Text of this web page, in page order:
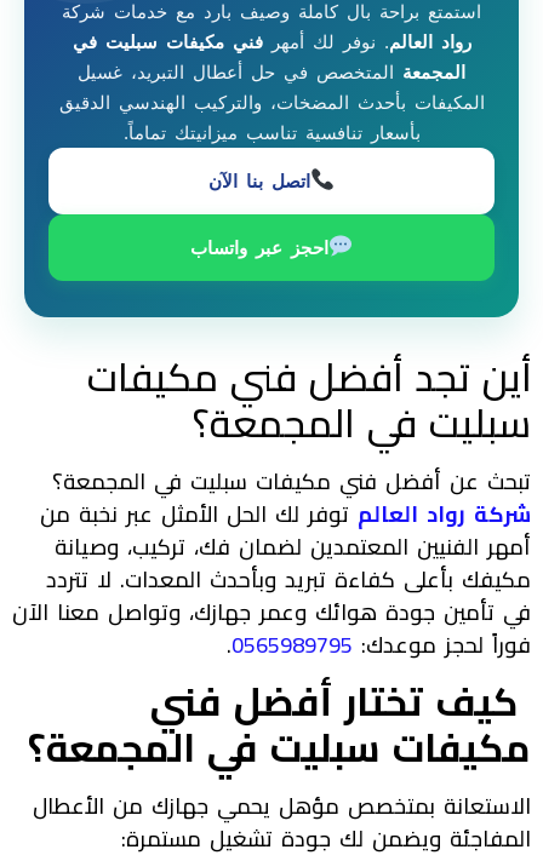
استمتع براحة بال كاملة وصيف بارد مع خدمات شركة
رواد العالم. نوفر لك أمهرفني مكيفات سبليت في
المجمعة المتخصص في حل أعطال التبريد، غسيل
المكيفات بأحدث المضخات، والتركيب الهندسي الدقيق
بأسعار تنافسية تناسب ميزانيتك تماماً.
اتصل بنا الآن
احجز عبر واتساب
أين تجد أفضل فني مكيفات
سبليت في المجمعة؟
تبحث عن أفضل فني مكيفات سبليت في المجمعة؟
شركة رواد العالم توفر لك الحل الأمثل عبر نخبة من
أمهر الفنيين المعتمدين لضمان فك، تركيب، وصيانة
مكيفك بأعلى كفاءة تبريد وبأحدث المعدات. لا تتردد
في تأمين جودة هوائك وعمر جهازك، وتواصل معنا الآن
فوراً لحجز موعدك: 0565989795
.
كيف تختار أفضل فني
مكيفات سبليت في المجمعة؟
الاستعانة بمتخصص مؤهل يحمي جهازك من الأعطال
المفاجئة ويضمن لك جودة تشغيل مستمرة: